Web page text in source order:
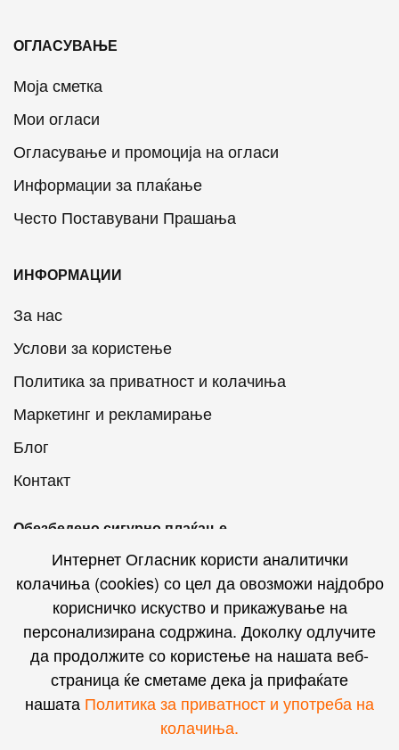
ОГЛАСУВАЊЕ
Моја сметка
Мои огласи
Огласување и промоција на огласи
Информации за плаќање
Често Поставувани Прашања
ИНФОРМАЦИИ
За нас
Услови за користење
Политика за приватност и колачиња
Маркетинг и рекламирање
Блог
Контакт
Обезбедено сигурно плаќање
Интернет Огласник на социјалните мрежи
Интернет Огласник користи аналитички
колачиња (cookies) со цел да овозможи најдобро
корисничко искуство и прикажување на
персонализирана содржина. Доколку одлучите
да продолжите со користење на нашата веб-
страница ќе сметаме дека ја прифаќате
нашата Политика за приватност и употреба на
колачиња.